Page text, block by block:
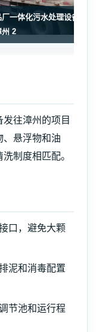
一体化污水处理设备发
州 2
往漳州的项目
、悬浮物和油
制度相匹配。
口，避免大颗
泥和消毒配置
节池和运行程